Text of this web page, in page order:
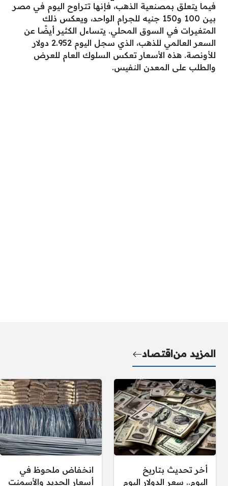
فيما يتعلق بمصنعية الذهب، فإنها تتراوح اليوم في مصر
بين 100 و150 جنيه للجرام الواحد، ويعكس ذلك
المتغيرات في السوق المحلي. يتساءل الكثير أيضًا عن
السعر العالمي للذهب، الذي سجل اليوم 2.952 دولار
للأونصة. هذه الأسعار تعكس السلوك العام للعرض
والطلب على المعدن النفيس.
المزيد مناقتصاد
أخر تحديث بتاريخ
اليوم.. سعر الدولار اليوم
انخفاض ملحوظ في
أسعار الحديد والأسمنت